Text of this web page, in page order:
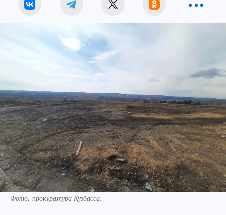
Фото: прокуратура Кузбасса.